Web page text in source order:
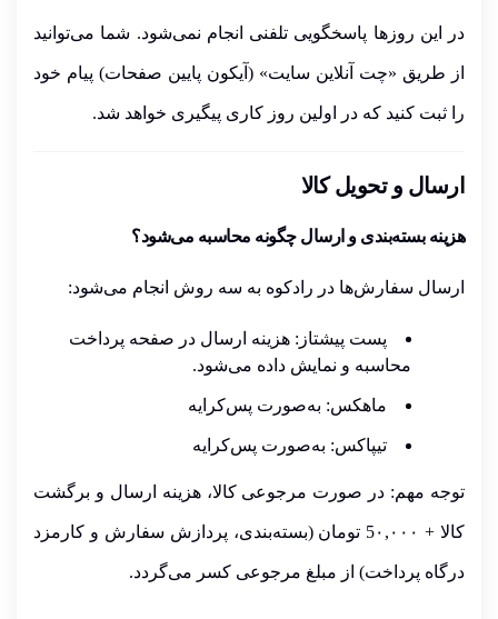
در این روزها پاسخگویی تلفنی انجام نمی‌شود. شما می‌توانید
از طریق «چت آنلاین سایت» (آیکون پایین صفحات) پیام خود
را ثبت کنید که در اولین روز کاری پیگیری خواهد شد.
ارسال و تحویل کالا
هزینه بسته‌بندی و ارسال چگونه محاسبه می‌شود؟
ارسال سفارش‌ها در رادکوه به سه روش انجام می‌شود:
پست پیشتاز: هزینه ارسال در صفحه پرداخت
محاسبه و نمایش داده می‌شود.
ماهکس: به‌صورت پس‌کرایه
تیپاکس: به‌صورت پس‌کرایه
توجه مهم: در صورت مرجوعی کالا، هزینه ارسال و برگشت
کالا + 5۰,۰۰۰ تومان (بسته‌بندی، پردازش سفارش و کارمزد
درگاه پرداخت) از مبلغ مرجوعی کسر می‌گردد.